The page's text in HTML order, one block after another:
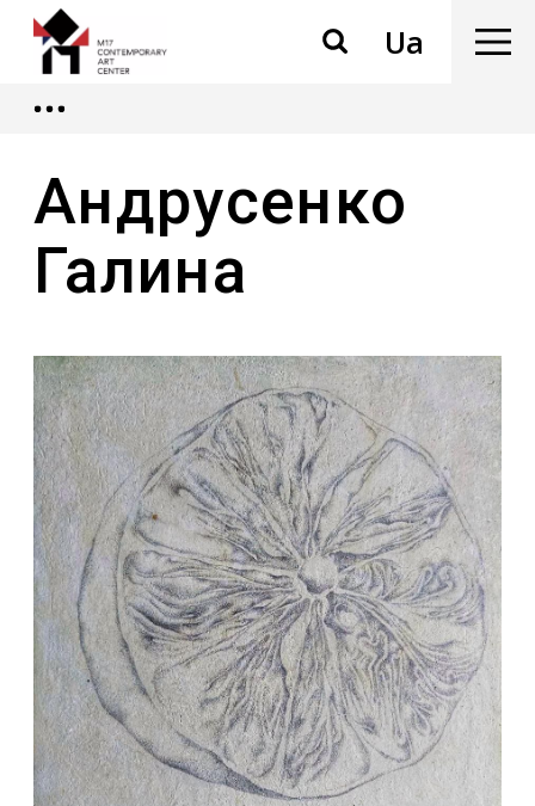
Ua
Андрусенко
Галина